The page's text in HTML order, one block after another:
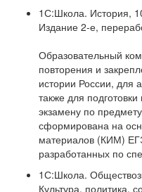
1С:Школа. История,
Издание 2-е,
Образовательный
повторения и
истории России, для
также для
экзамену по
сформирована на
материалов (КИМ)
разработанных по
1С:Школа.
Культура, политика,